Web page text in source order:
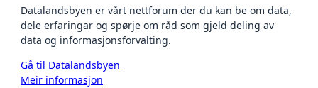
Datalandsbyen er vårt nettforum der du kan be om data,
dele erfaringar og spørje om råd som gjeld deling av
data og informasjonsforvalting.
Gå til Datalandsbyen
Meir informasjon